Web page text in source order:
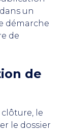
un
démarche
de
de
le
le dossier